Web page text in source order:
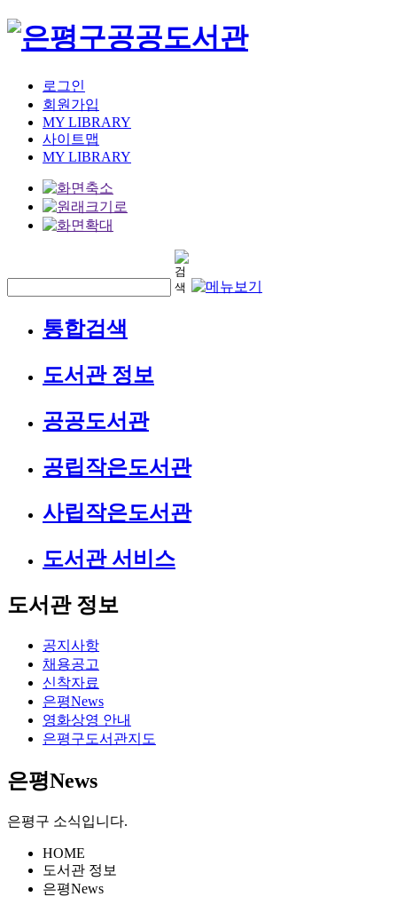
로그인
회원가입
MY LIBRARY
사이트맵
MY LIBRARY
통합검색
도서관 정보
공공도서관
공립작은도서관
사립작은도서관
도서관 서비스
도서관 정보
공지사항
채용공고
신착자료
은평News
영화상영 안내
은평구도서관지도
은평News
은평구 소식입니다.
HOME
도서관 정보
은평News